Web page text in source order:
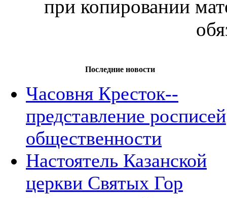
при копировании
Последние новости
Часовня Кресток--
представление росписей
общественности
Настоятель Казанской
церкви Святых Гор